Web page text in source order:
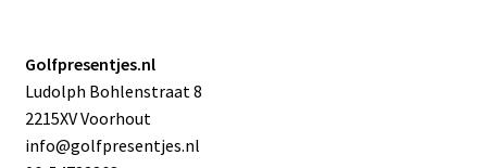
Golfpresentjes.nl
Ludolph Bohlenstraat 8
2215XV Voorhout
info@golfpresentjes.nl